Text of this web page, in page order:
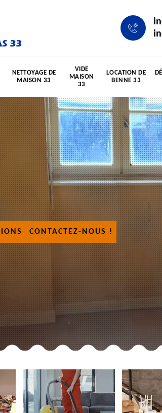
NETTOYAGE DE
MAISON 33
VIDE
MAISON
33
LOCATION DE
BENNE 33
CONTACTEZ-NOUS !